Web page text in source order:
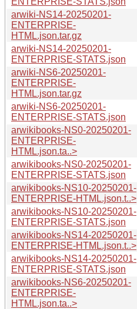
arwiki-NS14-20250201-
ENTERPRISE-
HTML.json.tar.gz
arwiki-NS14-20250201-
ENTERPRISE-STATS.json
arwiki-NS6-20250201-
ENTERPRISE-
HTML.json.tar.gz
arwiki-NS6-20250201-
ENTERPRISE-STATS.json
arwikibooks-NS0-20250201-
ENTERPRISE-
HTML.json.ta..>
arwikibooks-NS0-20250201-
ENTERPRISE-STATS.json
arwikibooks-NS10-20250201-
ENTERPRISE-HTML.json.t..>
arwikibooks-NS10-20250201-
ENTERPRISE-STATS.json
arwikibooks-NS14-20250201-
ENTERPRISE-HTML.json.t..>
arwikibooks-NS14-20250201-
ENTERPRISE-STATS.json
arwikibooks-NS6-20250201-
ENTERPRISE-
HTML.json.ta..>